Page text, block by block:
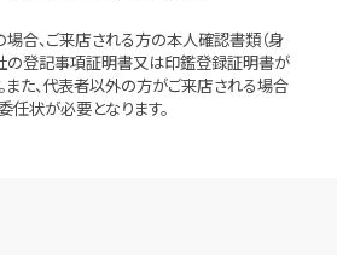
合、ご来店される方の本人確認書類（身
の登記事項証明書又は印鑑登録証明書が
また、代表者以外の方がご来店される場合
任状が必要となります。